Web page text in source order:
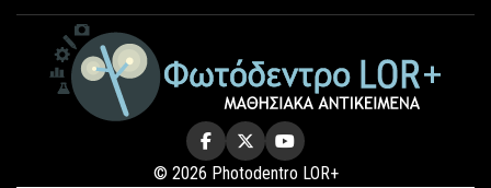
© 2026 Photodentro LOR+